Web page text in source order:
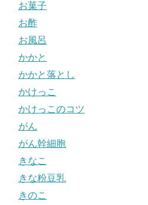
お菓子
お酢
お風呂
かかと
かかと落とし
かけっこ
かけっこのコツ
がん
がん幹細胞
きなこ
きな粉豆乳
きのこ